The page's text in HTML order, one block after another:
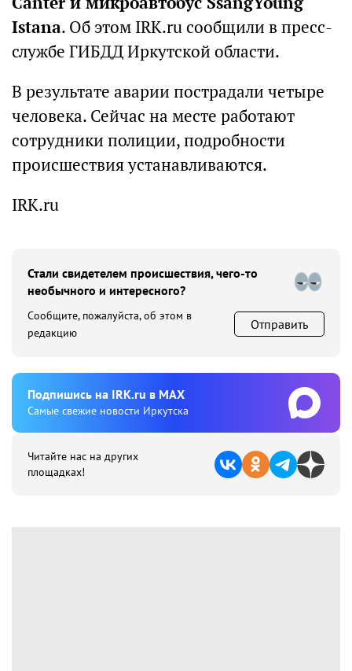
Istana. Об этом IRK.ru сообщили в пресс-
службе ГИБДД Иркутской области.
В результате аварии пострадали четыре
человека. Сейчас на месте работают
сотрудники полиции, подробности
происшествия устанавливаются.
IRK.ru
Стали свидетелем происшествия, чего-то
необычного и интересного?
Сообщите, пожалуйста, об этом в
редакцию
Отправить
Подпишиcь на IRK.ru в MAX
Cамые свежие новости Иркутска
Читайте нас на других
площадках!